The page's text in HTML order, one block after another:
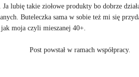
lubię takie ziołowe produkty bo dobrze
Buteleczka sama w sobie też mi się
moja czyli mieszanej 40+.
Post powstał w ramach współpracy.